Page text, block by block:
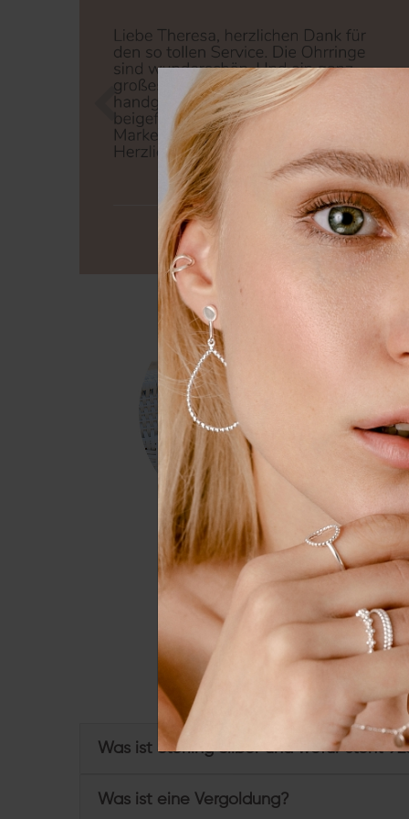
Zurück
Du hast weitere
Was ist Sterling Silber und wofür steht
Was ist eine Vergoldung?
Wir nutzen Cookies auf
Erfahrung zu verbessern.
Externe
Alle